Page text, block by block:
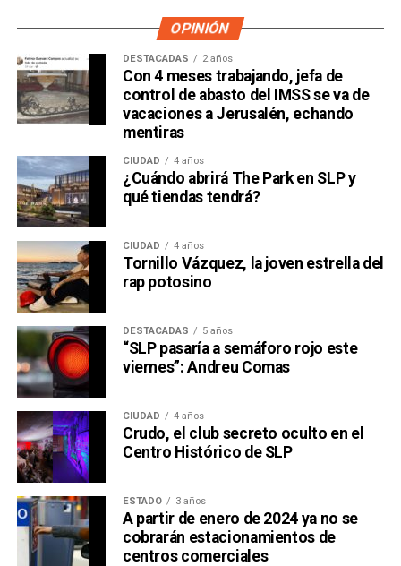
OPINIÓN
DESTACADAS 2 años
Con 4 meses trabajando, jefa de
control de abasto del IMSS se va de
vacaciones a Jerusalén, echando
mentiras
CIUDAD 4 años
¿Cuándo abrirá The Park en SLP y
qué tiendas tendrá?
CIUDAD 4 años
Tornillo Vázquez, la joven estrella del
rap potosino
DESTACADAS 5 años
“SLP pasaría a semáforo rojo este
viernes”: Andreu Comas
CIUDAD 4 años
Crudo, el club secreto oculto en el
Centro Histórico de SLP
ESTADO 3 años
A partir de enero de 2024 ya no se
cobrarán estacionamientos de
centros comerciales